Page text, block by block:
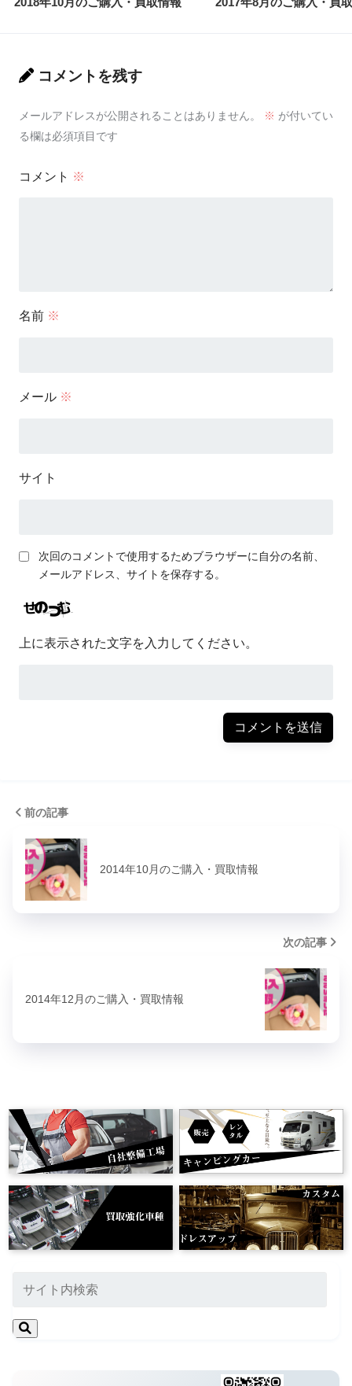
コメントを残す
メールアドレスが公開されることはありません。 ※ が付いてい
る欄は必須項目です
コメント ※
名前 ※
メール ※
サイト
次回のコメントで使用するためブラウザーに自分の名前、
メールアドレス、サイトを保存する。
上に表示された文字を入力してください。
前の記事
2014年10月のご購入・買取情報
次の記事
2014年12月のご購入・買取情報